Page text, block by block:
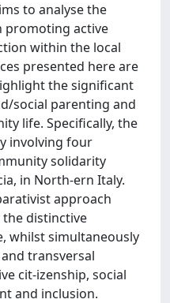
to analyse the
promoting active
within the local
presented here are
the significant
social parenting and
life. Specifically, the
involving four
solidarity
in North-ern Italy.
approach
distinctive
whilst simultaneously
transversal
cit-izenship, social
and inclusion.